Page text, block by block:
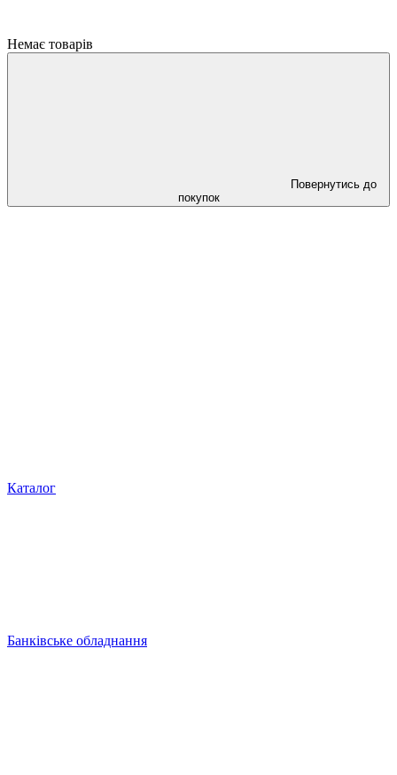
Немає товарів
Повернутись до
покупок
Каталог
Банківське обладнання